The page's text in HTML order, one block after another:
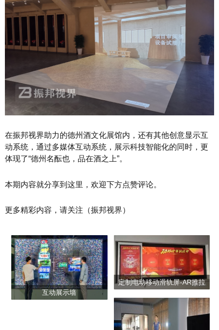
在振邦视界助力的德州酒文化展馆内，还有其他创意显示互
动系统，通过多媒体互动系统，展示科技智能化的同时，更
体现了“德州名酝也，品在酒之上”。
本期内容就分享到这里，欢迎下方点赞评论。
更多精彩内容，请关注（振邦视界）
互动展示墙
定制电动移动滑轨屏-AR推拉
屏-互动滑轨屏-电动轨道移屏